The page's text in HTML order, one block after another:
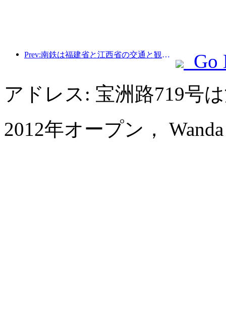
Prev:南鉄は福建省と江西省の交通と観光の一体的発展を促進するため、11種類の新しい乗車券商品を発売した。
Go
アドレス: 宝洲路719号
2012年オープン，